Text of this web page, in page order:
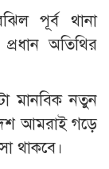
পূর্ব থানা
অতিথির
মানবিক নতুন
আমরাই গড়ে
থাকবে।